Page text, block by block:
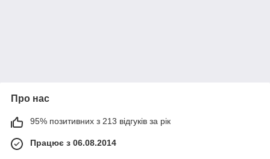
Про нас
95% позитивних з 213 відгуків за рік
Працює з 06.08.2014